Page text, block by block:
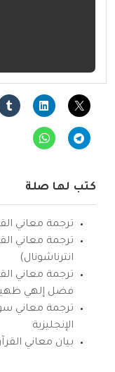
كتب لها صلة
ترجمة معاني
ترجمة معاني
انترناشونال)
ترجمة معاني
فضل إلهي
ترجمة معاني
الإنجليزية
بيان معاني